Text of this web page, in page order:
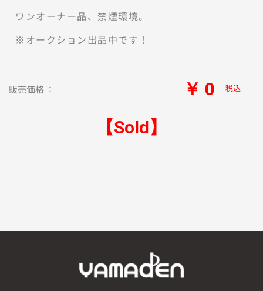
ワンオーナー品、禁煙環境。
※オークション出品中です！
販売価格 ： ￥ 0 税込
【Sold】